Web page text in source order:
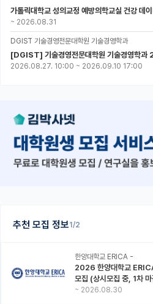
추천 모집 정보1/2
한양대학교 ERICA -
2026 한양대학교
모집 (상시모집 중, 1차
~ 2026.08.30
가톨릭대학교 성의교정 예방의학교실 건강 데
~ 2026.08.31
DGIST 기술경영전문대학원 기술경영학과
2026.08.27. 10:00 ~ 2026.09.10 17:00